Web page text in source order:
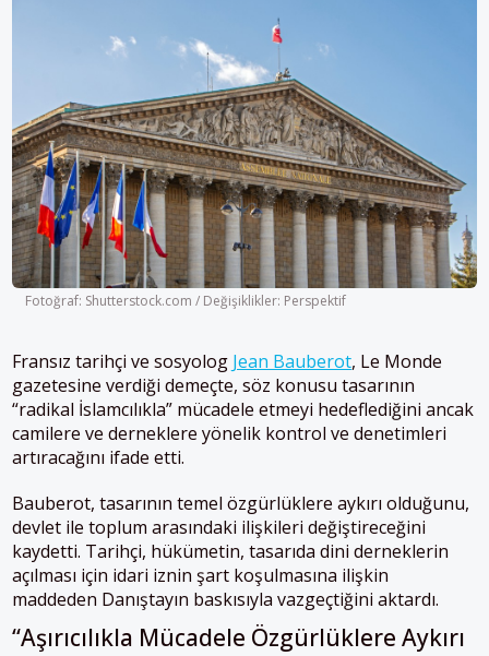
Fotoğraf: Shutterstock.com / Değişiklikler: Perspektif
Fransız tarihçi ve sosyolog Jean Bauberot, Le Monde
gazetesine verdiği demeçte, söz konusu tasarının
“radikal İslamcılıkla” mücadele etmeyi hedeflediğini ancak
camilere ve derneklere yönelik kontrol ve denetimleri
artıracağını ifade etti.
Bauberot, tasarının temel özgürlüklere aykırı olduğunu,
devlet ile toplum arasındaki ilişkileri değiştireceğini
kaydetti. Tarihçi, hükümetin, tasarıda dini derneklerin
açılması için idari iznin şart koşulmasına ilişkin
maddeden Danıştayın baskısıyla vazgeçtiğini aktardı.
“Aşırıcılıkla Mücadele Özgürlüklere Aykırı